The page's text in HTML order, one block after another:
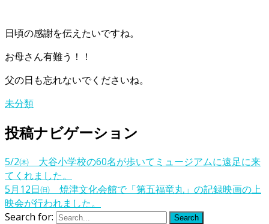
日頃の感謝を伝えたいですね。
お母さん有難う！！
父の日も忘れないでくださいね。
未分類
投稿ナビゲーション
5/2㈭ 大谷小学校の60名が歩いてミュージアムに遠足に来
てくれました。
5月12日㈰ 焼津文化会館で「第五福竜丸」の記録映画の上
映会が行われました。
Search for:
Search